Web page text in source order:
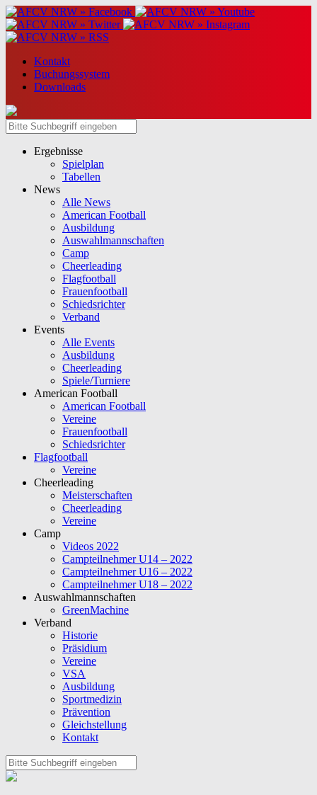
Kontakt
Buchungssystem
Downloads
Ergebnisse
Spielplan
Tabellen
News
Alle News
American Football
Ausbildung
Auswahlmannschaften
Camp
Cheerleading
Flagfootball
Frauenfootball
Schiedsrichter
Verband
Events
Alle Events
Ausbildung
Cheerleading
Spiele/Turniere
American Football
American Football
Vereine
Frauenfootball
Schiedsrichter
Flagfootball
Vereine
Cheerleading
Meisterschaften
Cheerleading
Vereine
Camp
Videos 2022
Campteilnehmer U14 – 2022
Campteilnehmer U16 – 2022
Campteilnehmer U18 – 2022
Auswahlmannschaften
GreenMachine
Verband
Historie
Präsidium
Vereine
VSA
Ausbildung
Sportmedizin
Prävention
Gleichstellung
Kontakt